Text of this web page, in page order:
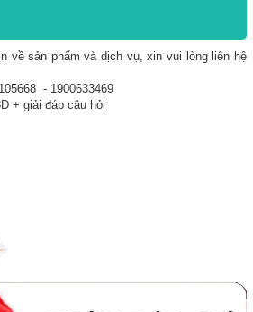
sản phẩm và dịch vụ, xin vui lòng liên hệ
- 1900633469
+ giải đáp câu hỏi